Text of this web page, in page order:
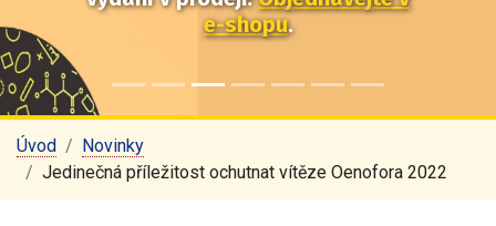
e-shopu.
Úvod
Novinky
Jedinečná příležitost ochutnat vítěze Oenofora 2022